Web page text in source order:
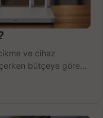
ve cihaz
bütçeye göre